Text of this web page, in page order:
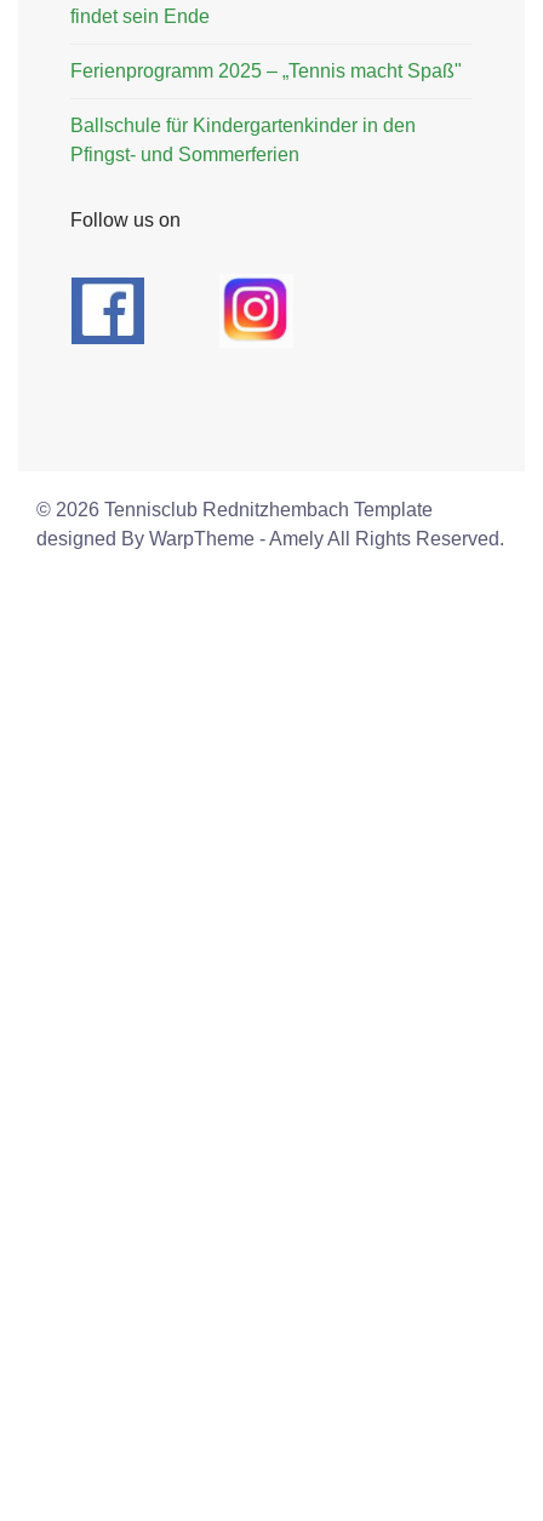
findet sein Ende
Ferienprogramm 2025 – „Tennis macht Spaß"
Ballschule für Kindergartenkinder in den
Pfingst- und Sommerferien
Follow us on
© 2026 Tennisclub Rednitzhembach Template
designed By WarpTheme - Amely All Rights Reserved.